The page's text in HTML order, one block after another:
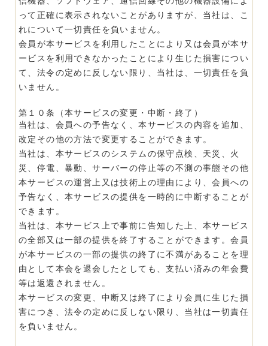
って正確に表示されないことがありますが、当社は、こ
れについて一切責任を負いません。
会員が本サービスを利用したことにより又は会員が本サ
ービスを利用できなかったことにより生じた損害につい
て、法令の定めに反しない限り、当社は、一切責任を負
いません。
第１０条（本サービスの変更・中断・終了）
当社は、会員への予告なく、本サービスの内容を追加、
改定その他の方法で変更することができます。
当社は、本サービスのシステムの保守点検、天災、火
災、停電、暴動、サーバーの停止等の不測の事態その他
本サービスの運営上又は技術上の理由により、会員への
予告なく、本サービスの提供を一時的に中断することが
できます。
当社は、本サービス上で事前に告知した上、本サービス
の全部又は一部の提供を終了することができます。会員
が本サービスの一部の提供の終了に不満があることを理
由として本会を退会したとしても、支払い済みの年会費
等は返還されません。
本サービスの変更、中断又は終了により会員に生じた損
害につき、法令の定めに反しない限り、当社は一切責任
を負いません。